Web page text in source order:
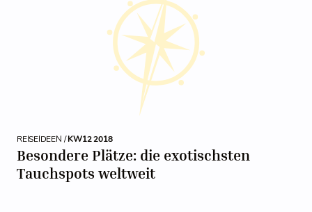
REISEIDEEN /KW12 2018
Besondere Plätze: die exotischsten
Tauchspots weltweit